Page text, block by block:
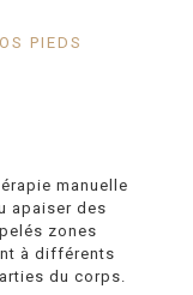
PIEDS
manuelle
apaiser des
zones
à différents
du corps.